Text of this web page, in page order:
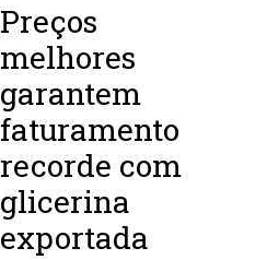
Preços
melhores
garantem
faturamento
recorde com
glicerina
exportada